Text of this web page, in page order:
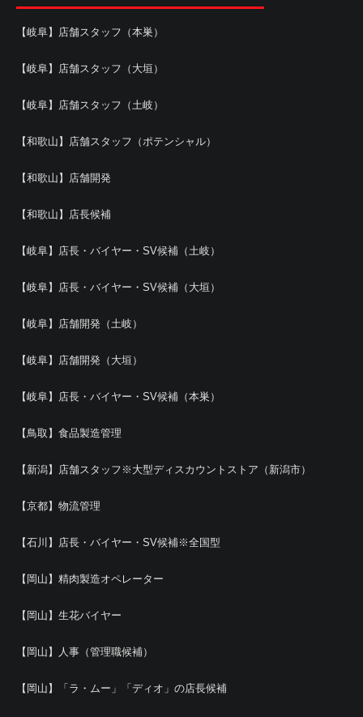
【岐阜】店舗スタッフ（本巣）
【岐阜】店舗スタッフ（大垣）
【岐阜】店舗スタッフ（土岐）
【和歌山】店舗スタッフ（ポテンシャル）
【和歌山】店舗開発
【和歌山】店長候補
【岐阜】店長・バイヤー・SV候補（土岐）
【岐阜】店長・バイヤー・SV候補（大垣）
【岐阜】店舗開発（土岐）
【岐阜】店舗開発（大垣）
【岐阜】店長・バイヤー・SV候補（本巣）
【鳥取】食品製造管理
【新潟】店舗スタッフ※大型ディスカウントストア（新潟市）
【京都】物流管理
【石川】店長・バイヤー・SV候補※全国型
【岡山】精肉製造オペレーター
【岡山】生花バイヤー
【岡山】人事（管理職候補）
【岡山】「ラ・ムー」「ディオ」の店長候補